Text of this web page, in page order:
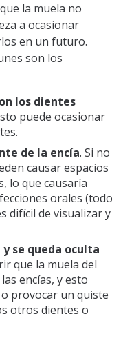
la muela no
a ocasionar
en un futuro.
son los
los dientes
puede ocasionar
de la encía. Si no
causar espacios
lo que causaría
orales (todo
difícil de visualizar y
se queda oculta
que la muela del
encías, y esto
provocar un quiste
otros dientes o